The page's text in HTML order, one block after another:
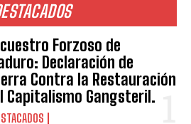
Forzoso de
Declaración de
Contra la Restauración
Capitalismo Gangsteril.